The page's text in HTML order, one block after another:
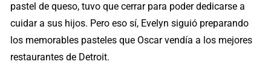
pastel de queso, tuvo que cerrar para poder dedicarse a
cuidar a sus hijos. Pero eso sí, Evelyn siguió preparando
los memorables pasteles que Oscar vendía a los mejores
restaurantes de Detroit.